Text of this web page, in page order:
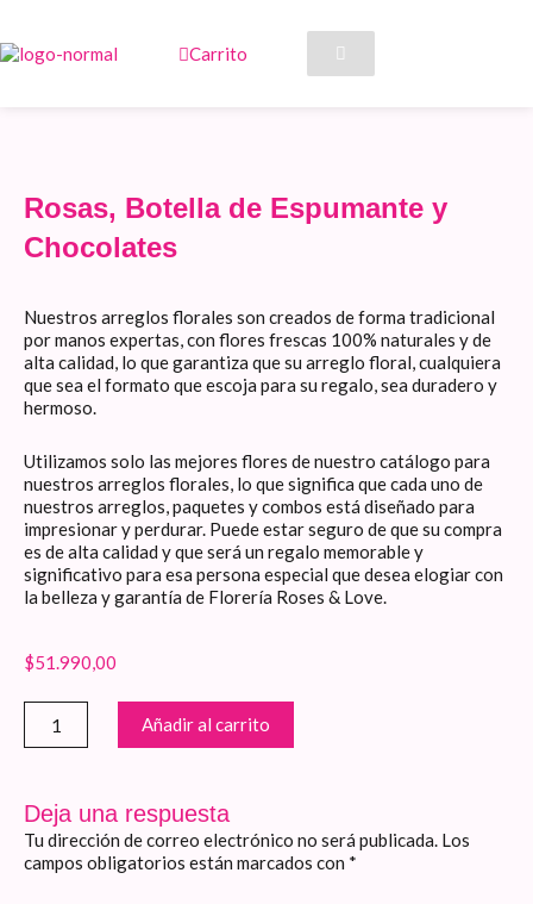
contenido
Carrito
Rosas, Botella de Espumante y
Chocolates
Nuestros arreglos florales son creados de forma tradicional
por manos expertas, con flores frescas 100% naturales y de
alta calidad, lo que garantiza que su arreglo floral, cualquiera
que sea el formato que escoja para su regalo, sea duradero y
hermoso.
Utilizamos solo las mejores flores de nuestro catálogo para
nuestros arreglos florales, lo que significa que cada uno de
nuestros arreglos, paquetes y combos está diseñado para
impresionar y perdurar. Puede estar seguro de que su compra
es de alta calidad y que será un regalo memorable y
significativo para esa persona especial que desea elogiar con
la belleza y garantía de Florería Roses & Love.
$51.990,00
Botella
y
Chocolates
cantidad
Añadir al carrito
Deja una respuesta
Tu dirección de correo electrónico no será publicada. Los
campos obligatorios están marcados con *